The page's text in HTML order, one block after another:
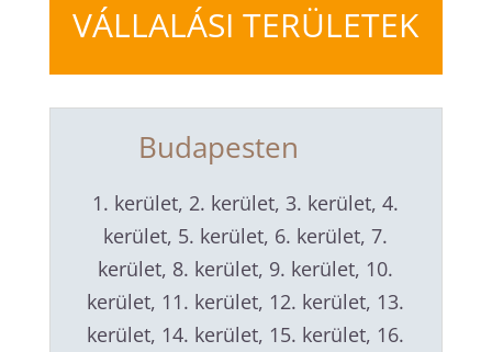
VÁLLALÁSI TERÜLETEK
Budapesten
1. kerület, 2. kerület, 3. kerület, 4.
kerület, 5. kerület, 6. kerület, 7.
kerület, 8. kerület, 9. kerület, 10.
kerület, 11. kerület, 12. kerület, 13.
kerület, 14. kerület, 15. kerület, 16.